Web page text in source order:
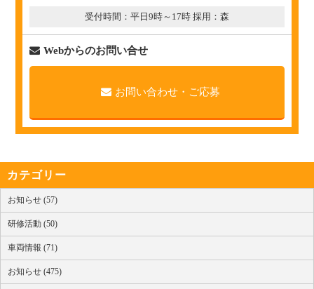
受付時間：平日9時～17時 採用：森
Webからのお問い合せ
お問い合わせ・ご応募
カテゴリー
お知らせ (57)
研修活動 (50)
車両情報 (71)
お知らせ (475)